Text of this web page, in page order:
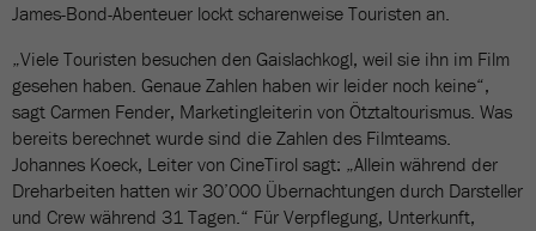
James-Bond-Abenteuer lockt scharenweise Touristen an.
„Viele Touristen besuchen den Gaislachkogl, weil sie ihn im Film
gesehen haben. Genaue Zahlen haben wir leider noch keine“,
sagt Carmen Fender, Marketingleiterin von Ötztaltourismus. Was
bereits berechnet wurde sind die Zahlen des Filmteams.
Johannes Koeck, Leiter von CineTirol sagt: „Allein während der
Dreharbeiten hatten wir 30’000 Übernachtungen durch Darsteller
und Crew während 31 Tagen.“ Für Verpflegung, Unterkunft,